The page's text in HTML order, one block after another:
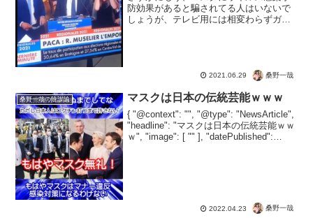
防効果があると騙されてる人はいないで
しょうが、テレビ用には相変わらずガチ
2021.06.29 桑野一哉
桑野一哉の陰謀論 マスクは日本の伝統芸能ｗｗｗ
{ "@context": "", "@type": "NewsArticle",
"headline": "マスクは日本の伝統芸能ｗｗ
ｗ", "image": [ "" ], "datePublished":
2022.04.23 桑野一哉